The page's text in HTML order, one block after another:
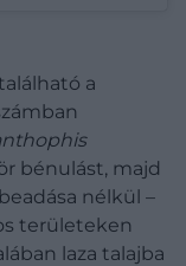
a
bénulást, majd
nélkül –
területeken
laza talajba